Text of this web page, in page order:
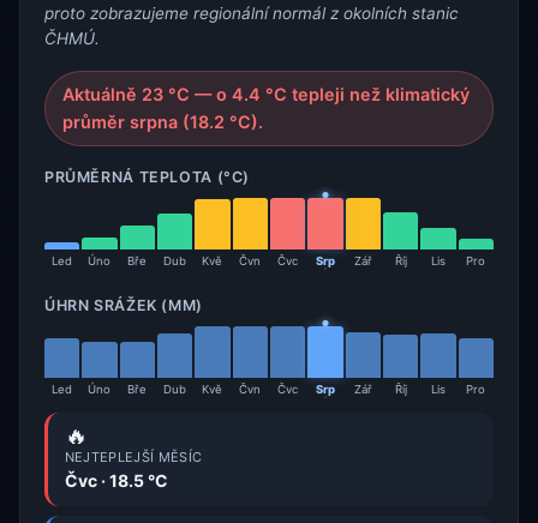
proto zobrazujeme regionální normál z okolních stanic
ČHMÚ.
Aktuálně 23 °C — o 4.4 °C tepleji než klimatický
průměr srpna (18.2 °C).
PRŮMĚRNÁ TEPLOTA (°C)
Led Úno Bře Dub Kvě Čvn Čvc Srp Zář Říj Lis Pro
ÚHRN SRÁŽEK (MM)
Led Úno Bře Dub Kvě Čvn Čvc Srp Zář Říj Lis Pro
🔥
NEJTEPLEJŠÍ MĚSÍC
Čvc · 18.5 °C